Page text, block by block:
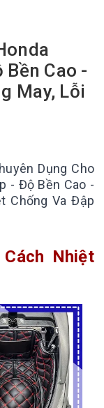
Bền Cao -
May, Lỗi
Dụng Cho
- Độ Bền Cao -
Chống Va Đập
Nhiệt